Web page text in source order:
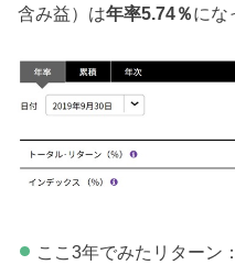
含み益）は年率5.74％にな
ここ3年でみたリターン：